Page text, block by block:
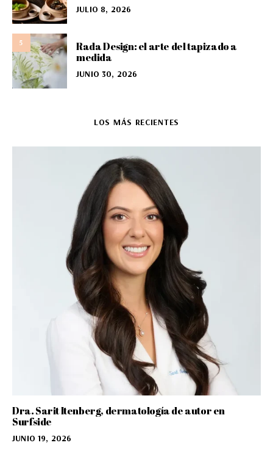
JULIO 8, 2026
5
Rada Design: el arte del tapizado a
medida
JUNIO 30, 2026
LOS MÁS RECIENTES
Dra. Sarit Itenberg, dermatología de autor en
Surfside
JUNIO 19, 2026